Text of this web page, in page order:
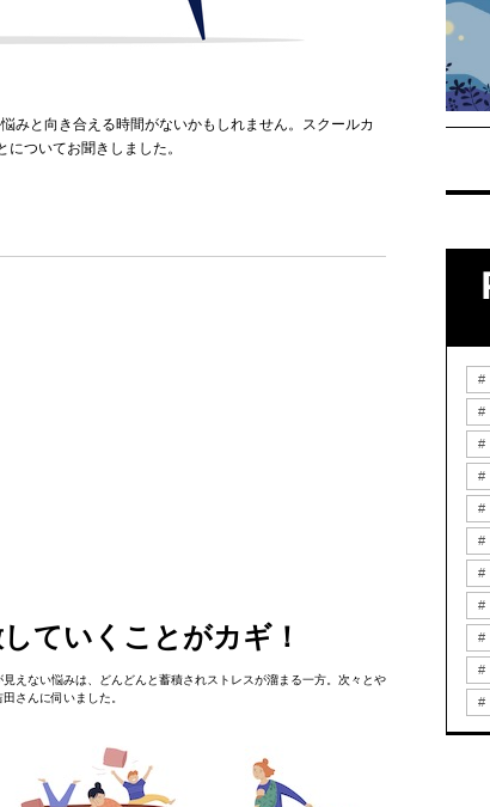
みと向き合える時間がないかもしれません。スクールカ
ついてお聞きしました。
ていくことがカギ！
えない悩みは、どんどんと蓄積されストレスが溜まる一方。次々とや
さんに伺いました。